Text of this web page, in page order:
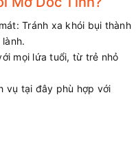
Tránh xa khói bụi thành
mọi lứa tuổi, từ trẻ nhỏ
vụ tại đây phù hợp với